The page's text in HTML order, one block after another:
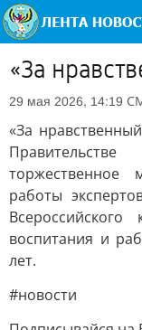
«За
29 мая 2026, 14:19
«За
торжественное
работы
воспитания и
лет.
#новости